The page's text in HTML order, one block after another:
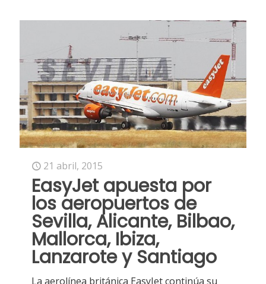
21 abril, 2015
EasyJet apuesta por
los aeropuertos de
Sevilla, Alicante, Bilbao,
Mallorca, Ibiza,
Lanzarote y Santiago
La aerolínea británica EasyJet continúa su